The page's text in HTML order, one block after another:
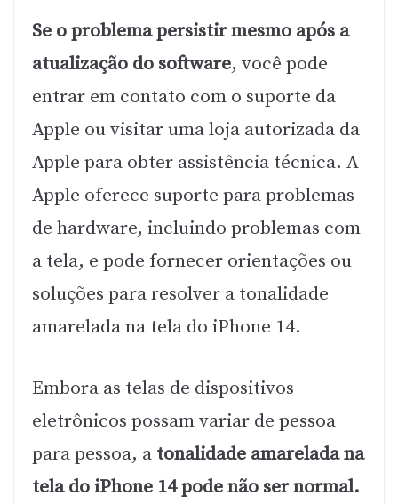
Se o problema persistir mesmo após a
atualização do software, você pode
entrar em contato com o suporte da
Apple ou visitar uma loja autorizada da
Apple para obter assistência técnica. A
Apple oferece suporte para problemas
de hardware, incluindo problemas com
a tela, e pode fornecer orientações ou
soluções para resolver a tonalidade
amarelada na tela do iPhone 14.
Embora as telas de dispositivos
eletrônicos possam variar de pessoa
para pessoa, a tonalidade amarelada na
tela do iPhone 14 pode não ser normal.